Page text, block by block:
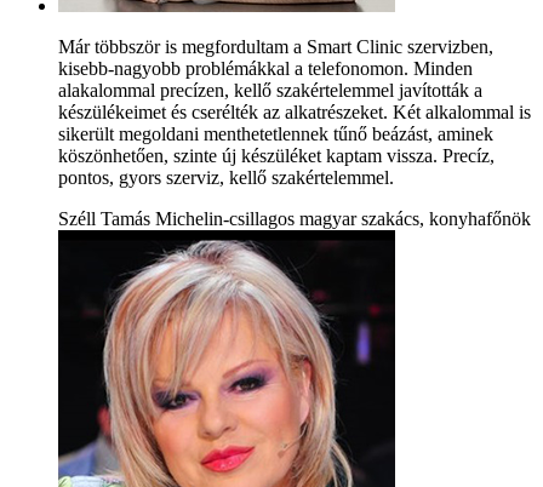
Már többször is megfordultam a Smart Clinic szervizben,
kisebb-nagyobb problémákkal a telefonomon. Minden
alakalommal precízen, kellő szakértelemmel javították a
készülékeimet és cserélték az alkatrészeket. Két alkalommal is
sikerült megoldani menthetetlennek tűnő beázást, aminek
köszönhetően, szinte új készüléket kaptam vissza. Precíz,
pontos, gyors szerviz, kellő szakértelemmel.
Széll Tamás Michelin-csillagos magyar szakács, konyhafőnök